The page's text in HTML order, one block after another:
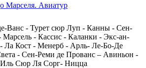
Марселя. Авиатур
Ванс - Турет сюр Луп - Канны - Сен-
- Кассис - Каланки - Экс-ан-
Ла Кост - Менерб - Арль- Ле-Бо-Де
- Сен-Реми де Прованс – Авиньон -
Сюр Ля Сорг- Ницца